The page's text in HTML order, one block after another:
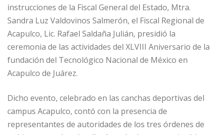
instrucciones de la Fiscal General del Estado, Mtra.
Sandra Luz Valdovinos Salmerón, el Fiscal Regional de
Acapulco, Lic. Rafael Saldaña Julián, presidió la
ceremonia de las actividades del XLVIII Aniversario de la
fundación del Tecnológico Nacional de México en
Acapulco de Juárez.
Dicho evento, celebrado en las canchas deportivas del
campus Acapulco, contó con la presencia de
representantes de autoridades de los tres órdenes de